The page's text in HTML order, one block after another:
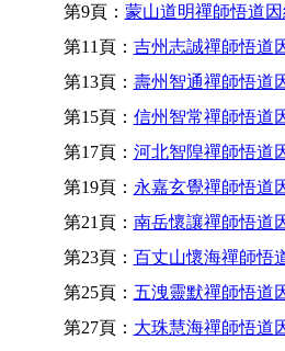
第9頁： 蒙山道明禪師悟道因
第11頁： 吉州志誠禪師悟道
第13頁： 壽州智通禪師悟道
第15頁： 信州智常禪師悟道
第17頁： 河北智隍禪師悟道
第19頁： 永嘉玄覺禪師悟道
第21頁： 南岳懷讓禪師悟道
第23頁： 百丈山懷海禪師悟
第25頁： 五洩靈默禪師悟道
第27頁： 大珠慧海禪師悟道